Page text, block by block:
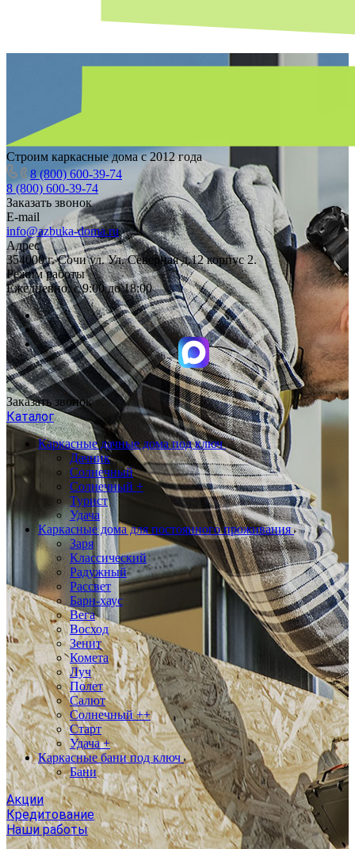
Строим каркасные дома с 2012 года
8 (800) 600-39-74
8 (800) 600-39-74
Заказать звонок
E-mail
info@azbuka-doma.ru
Адрес
354000 г. Сочи ул. Ул. Северная д.12 корпус 2.
Режим работы
Ежедневно: с 9:00 до 18:00
Заказать звонок
Каталог
Каркасные дачные дома под ключ
Дачник
Солнечный
Солнечный +
Турист
Удача
Каркасные дома для постоянного проживания
Заря
Классический
Радужный
Рассвет
Барн-хаус
Вега
Восход
Зенит
Комета
Луч
Полет
Салют
Солнечный ++
Старт
Удача +
Каркасные бани под ключ
Бани
Акции
Кредитование
Наши работы